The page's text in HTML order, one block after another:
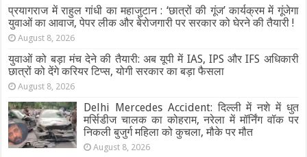
प्रयागराज में राहुल गांधी का महाजुटान : ‘छात्रों की गूंज’ कार्यक्रम में गूंजेगा
युवाओं का आवाज, पेपर लीक और बेरोजगारी पर सरकार को घेरने की तैयारी !
August 8, 2026
युवाओं को बड़ा मंच देने की तैयारी: अब यूपी में IAS, IPS और IFS अधिकारी
छात्रों को देंगे करियर टिप्स, योगी सरकार का बड़ा फैसला
August 8, 2026
Delhi Mercedes Accident: दिल्ली में नशे में धुत
मर्सिडीज चालक का कोहराम, नरेला में मॉर्निंग वॉक पर
निकली बुजुर्ग महिला को कुचला, मौके पर मौत
August 8, 2026